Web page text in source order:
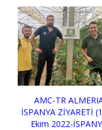
AMC-TR
İSPANYA ZİYARETİ
Ekim 2022-